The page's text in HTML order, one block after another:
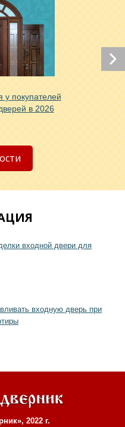
Хочу такую
у покупателей
в 2026
входной двери для
входную дверь при
2022 г.